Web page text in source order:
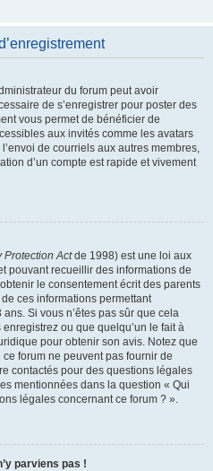
du forum peut avoir
de s’enregistrer pour poster des
vous permet de bénéficier de
aux invités comme les avatars
de courriels aux autres membres,
d’un compte est rapide et vivement
Protection Actde 1998) est une loi aux
pouvant recueillir des informations de
le consentement écrit des parents
ces informations permettant
Si vous n’êtes pas sûr que cela
ou que quelqu’un le fait à
pour obtenir son avis. Notez que
forum ne peuvent pas fournir de
contactés pour des questions légales
mentionnées dans la question « Qui
légales concernant ce forum ? ».
parviens pas !